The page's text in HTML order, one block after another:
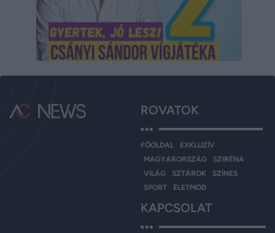
ROVATOK
FŐOLDAL
EXKLUZÍV
MAGYARORSZÁG
SZIRÉNA
VILÁG
SZTÁROK
SZÍNES
SPORT
ÉLETMÓD
KAPCSOLAT